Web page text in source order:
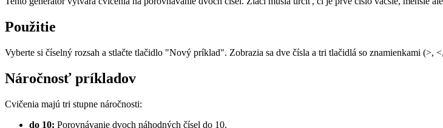
Použitie
Vyberte si číselný rozsah a stlačte tlačidlo "Nový príklad". Zobrazia sa dve čísla a tri tlačidlá so znamienkami
Náročnosť príkladov
Cvičenia majú tri stupne náročnosti:
do 10: Porovnávanie dvoch náhodných čísel do 10.